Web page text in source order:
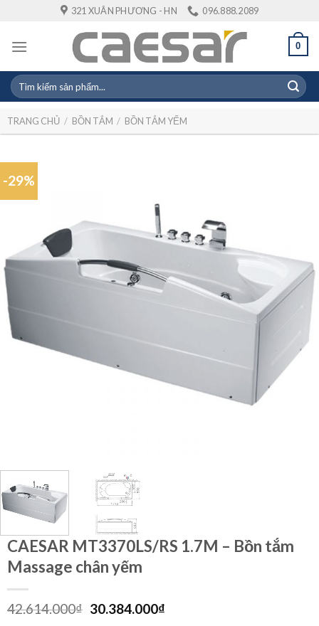
content
321 XUÂN PHƯƠNG - HN 096.888.2089
0
Tìm
kiếm:
TRANG CHỦ / BỒN TẮM / BỒN TẮM YẾM
-29%
CAESAR MT3370LS/RS 1.7M – Bồn tắm
Massage chân yếm
42.614.000₫ Giá
30.384.000₫Giá